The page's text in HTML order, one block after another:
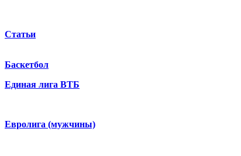
Статьи
Баскетбол
Единая лига ВТБ
Евролига (мужчины)